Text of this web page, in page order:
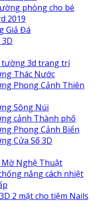
phòng cho bé
2019
Giả Đá
tường 3d trang trí
Thác Nước
Phong Cảnh Thiên
Sông Núi
cảnh Thành phố
Phong Cảnh Biển
Cửa Sổ 3D
Mờ Nghệ Thuật
nắng cách nhiệt
2 mặt cho tiệm Nails